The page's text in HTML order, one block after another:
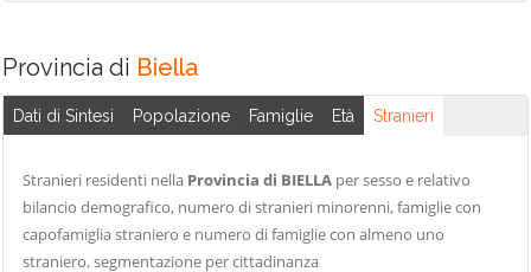
Rosazza
Provincia di Biella
Dati di Sintesi Popolazione Famiglie Età Stranieri
Stranieri residenti nella Provincia di BIELLA per sesso e relativo
bilancio demografico, numero di stranieri minorenni, famiglie con
capofamiglia straniero e numero di famiglie con almeno uno
straniero, segmentazione per cittadinanza